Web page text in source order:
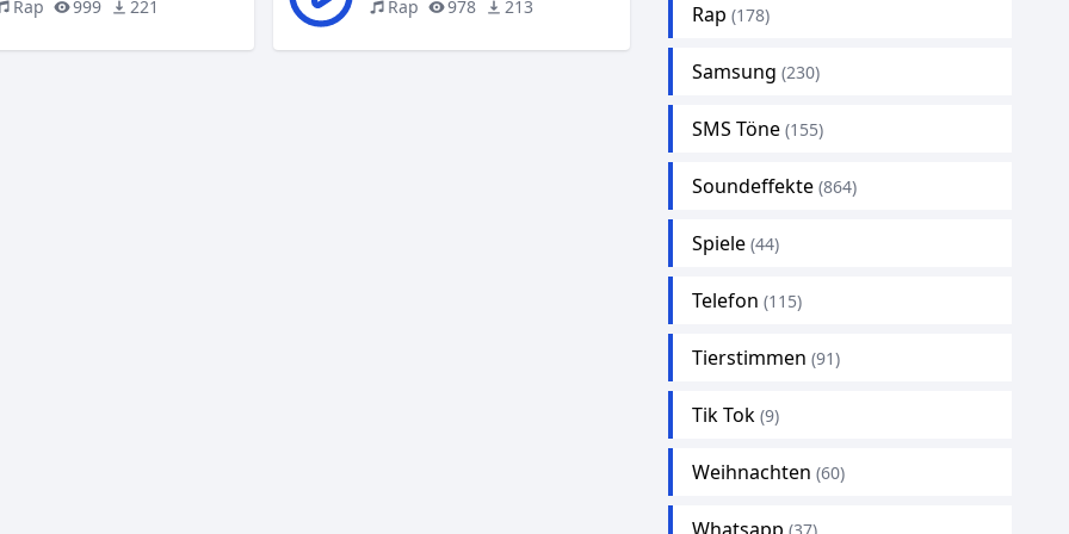
Rap 999 221 Rap 978 213 Rap (178)
Samsung (230)
SMS Töne (155)
Soundeffekte (864)
Spiele (44)
Telefon (115)
Tierstimmen (91)
Tik Tok (9)
Weihnachten (60)